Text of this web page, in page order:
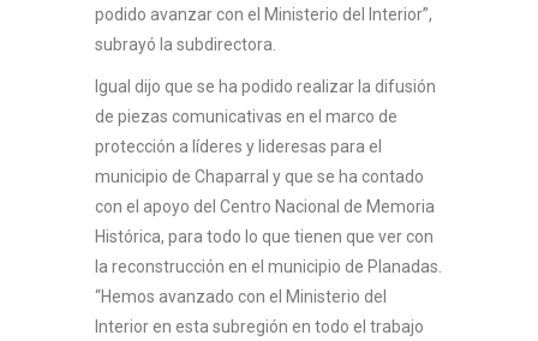
podido avanzar con el Ministerio del Interior”,
subrayó la subdirectora.
Igual dijo que se ha podido realizar la difusión
de piezas comunicativas en el marco de
protección a líderes y lideresas para el
municipio de Chaparral y que se ha contado
con el apoyo del Centro Nacional de Memoria
Histórica, para todo lo que tienen que ver con
la reconstrucción en el municipio de Planadas.
“Hemos avanzado con el Ministerio del
Interior en esta subregión en todo el trabajo